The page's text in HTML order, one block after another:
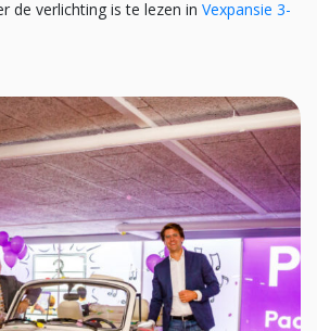
de verlichting is te lezen in Vexpansie 3-